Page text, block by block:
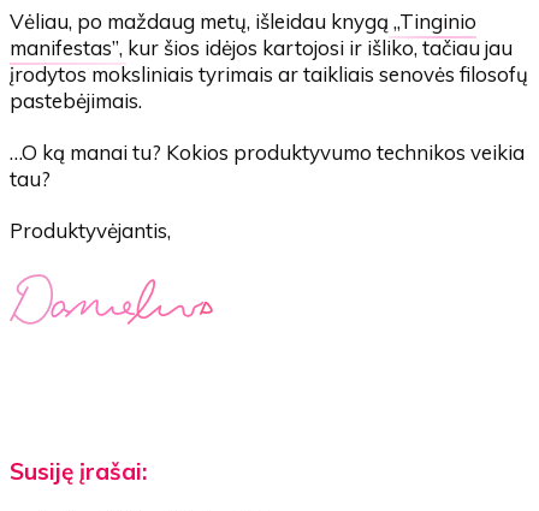
Vėliau, po maždaug metų, išleidau knygą„Tinginio
manifestas”, kur šios idėjos kartojosi ir išliko, tačiau jau
įrodytos moksliniais tyrimais ar taikliais senovės filosofų
pastebėjimais.
…O ką manai tu? Kokios produktyvumo technikos veikia
tau?
Produktyvėjantis,
Susiję įrašai: